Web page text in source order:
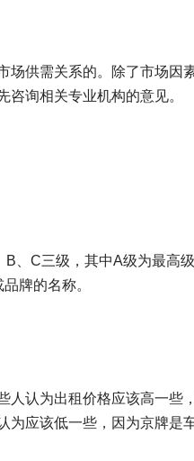
场供需关系的。除了市场因
询相关专业机构的意见。
、C三级，其中A级为最高
牌的名称。
人认为出租价格应该高一些
应该低一些，因为京牌是